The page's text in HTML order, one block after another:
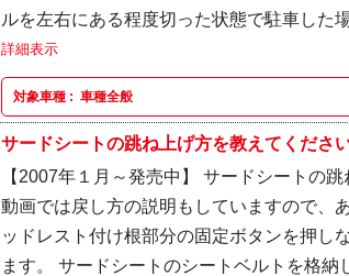
ルを左右にある程度切った状態で駐車した
詳細表示
対象車種 : 車種全般
サードシートの跳ね上げ方を教えてくださ
【2007年１月～発売中】 サードシートの
動画では戻し方の説明もしていますので、
ッドレスト付け根部分の固定ボタンを押し
ます。 サードシートのシートベルトを格納